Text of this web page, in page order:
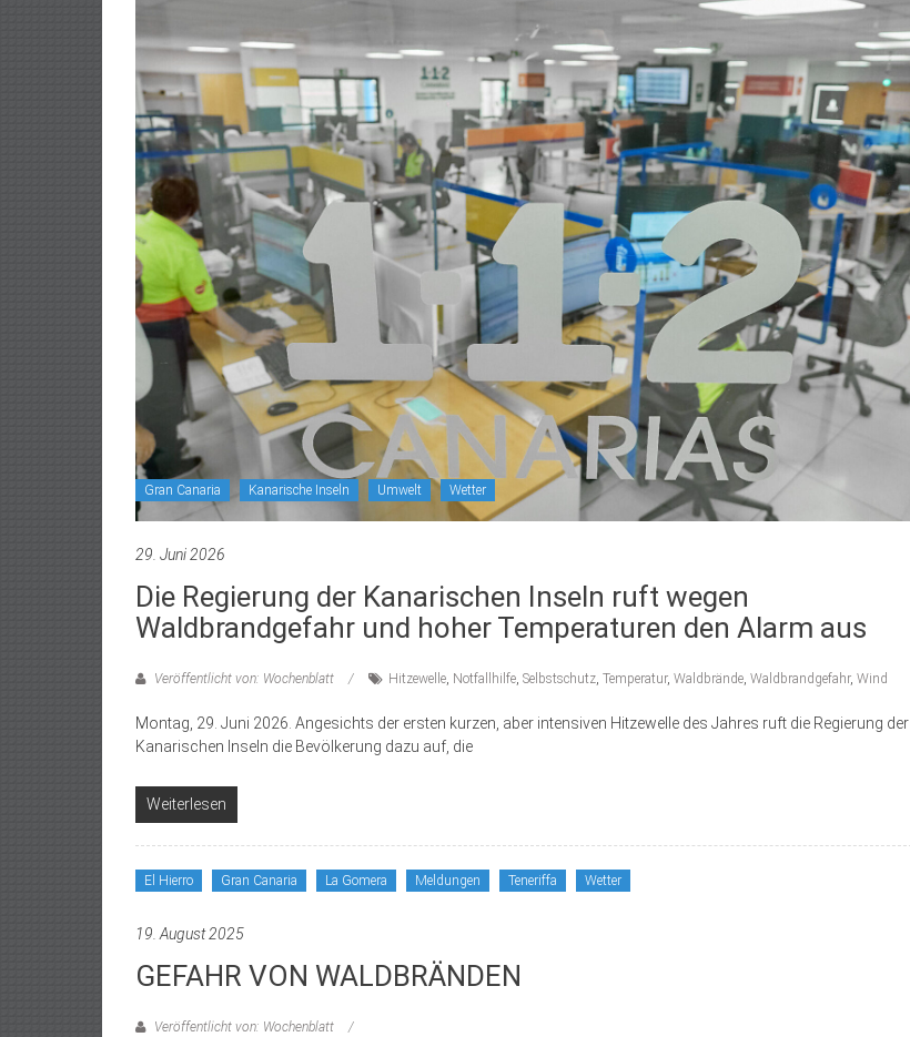
Gran Canaria Kanarische Inseln Umwelt Wetter
29. Juni 2026
Die Regierung der Kanarischen Inseln ruft wegen
Waldbrandgefahr und hoher Temperaturen den Alarm aus
Veröffentlicht von: Wochenblatt Hitzewelle, Notfallhilfe, Selbstschutz, Temperatur, Waldbrände, Waldbrandgefahr, Wind
Montag, 29. Juni 2026. Angesichts der ersten kurzen, aber intensiven Hitzewelle des Jahres ruft die Regierung der
Kanarischen Inseln die Bevölkerung dazu auf, die
Weiterlesen
El Hierro Gran Canaria La Gomera Meldungen Teneriffa Wetter
19. August 2025
GEFAHR VON WALDBRÄNDEN
Veröffentlicht von: Wochenblatt